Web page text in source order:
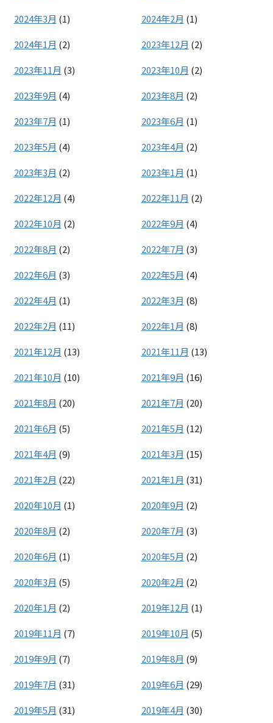
2024年3月 (1) 2024年2月 (1)
2024年1月 (2) 2023年12月 (2)
2023年11月 (3) 2023年10月 (2)
2023年9月 (4) 2023年8月 (2)
2023年7月 (1) 2023年6月 (1)
2023年5月 (4) 2023年4月 (2)
2023年3月 (2) 2023年1月 (1)
2022年12月 (4) 2022年11月 (2)
2022年10月 (2) 2022年9月 (4)
2022年8月 (2) 2022年7月 (3)
2022年6月 (3) 2022年5月 (4)
2022年4月 (1) 2022年3月 (8)
2022年2月 (11) 2022年1月 (8)
2021年12月 (13) 2021年11月 (13)
2021年10月 (10) 2021年9月 (16)
2021年8月 (20) 2021年7月 (20)
2021年6月 (5) 2021年5月 (12)
2021年4月 (9) 2021年3月 (15)
2021年2月 (22) 2021年1月 (31)
2020年10月 (1) 2020年9月 (2)
2020年8月 (2) 2020年7月 (3)
2020年6月 (1) 2020年5月 (2)
2020年3月 (5) 2020年2月 (2)
2020年1月 (2) 2019年12月 (1)
2019年11月 (7) 2019年10月 (5)
2019年9月 (7) 2019年8月 (9)
2019年7月 (31) 2019年6月 (29)
2019年5月 (31) 2019年4月 (30)